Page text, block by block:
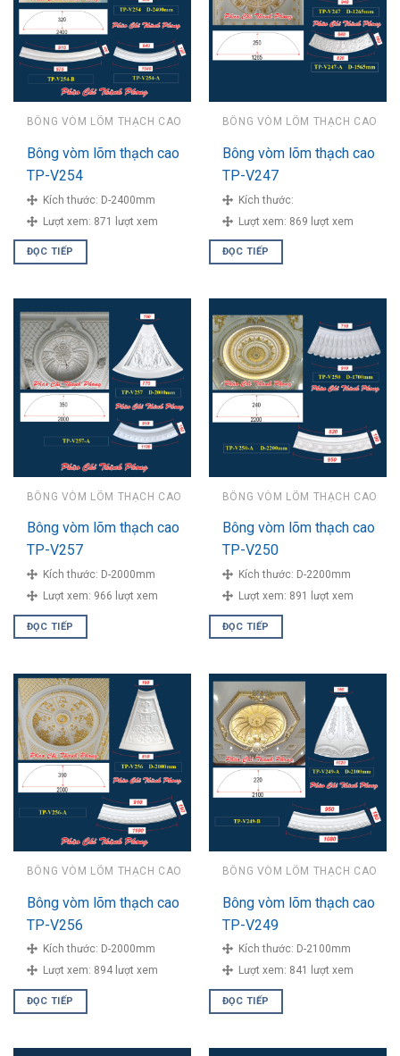
BÔNG VÒM LÕM THẠCH CAO
Bông vòm lõm thạch cao
TP-V254
Kích thước: D-2400mm
Lượt xem: 871 lượt xem
ĐỌC TIẾP
BÔNG VÒM LÕM THẠCH CAO
Bông vòm lõm thạch cao
TP-V247
Kích thước:
Lượt xem: 869 lượt xem
ĐỌC TIẾP
BÔNG VÒM LÕM THẠCH CAO
Bông vòm lõm thạch cao
TP-V257
Kích thước: D-2000mm
Lượt xem: 966 lượt xem
ĐỌC TIẾP
BÔNG VÒM LÕM THẠCH CAO
Bông vòm lõm thạch cao
TP-V250
Kích thước: D-2200mm
Lượt xem: 891 lượt xem
ĐỌC TIẾP
BÔNG VÒM LÕM THẠCH CAO
Bông vòm lõm thạch cao
TP-V256
Kích thước: D-2000mm
Lượt xem: 894 lượt xem
ĐỌC TIẾP
BÔNG VÒM LÕM THẠCH CAO
Bông vòm lõm thạch cao
TP-V249
Kích thước: D-2100mm
Lượt xem: 841 lượt xem
ĐỌC TIẾP